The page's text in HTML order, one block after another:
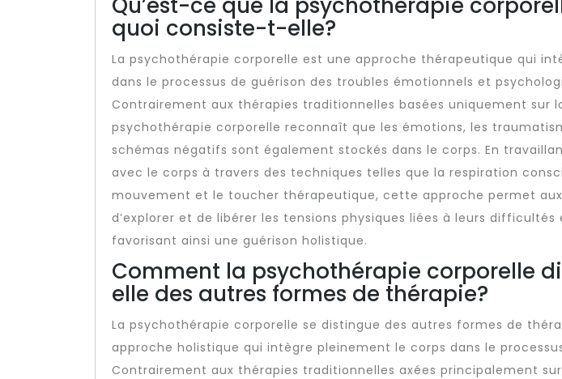
quoi consiste-t-elle?
La psychothérapie corporelle est une approche thérapeutique qui
dans le processus de guérison des troubles émotionnels et
Contrairement aux thérapies traditionnelles basées uniquement sur
psychothérapie corporelle reconnaît que les émotions, les
schémas négatifs sont également stockés dans le corps. En
avec le corps à travers des techniques telles que la respiration
mouvement et le toucher thérapeutique, cette approche permet
d’explorer et de libérer les tensions physiques liées à leurs difficultés
favorisant ainsi une guérison holistique.
Comment la psychothérapie corporelle
elle des autres formes de thérapie?
La psychothérapie corporelle se distingue des autres formes de
approche holistique qui intègre pleinement le corps dans le
Contrairement aux thérapies traditionnelles axées principalement